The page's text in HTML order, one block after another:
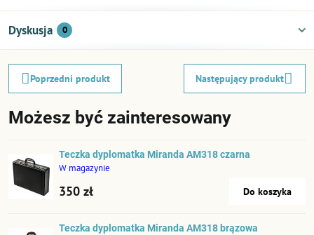
Dyskusja 0
Poprzedni produkt Następujący produkt
Możesz być zainteresowany
Teczka dyplomatka Miranda AM318 czarna
W magazynie
350 zł Do koszyka
Teczka dyplomatka Miranda AM318 brązowa